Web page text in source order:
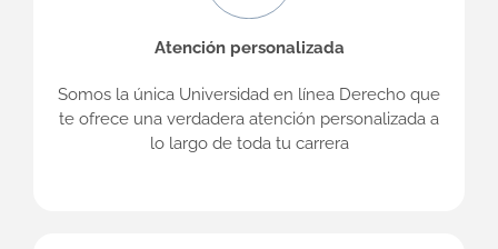
Atención personalizada
Somos la única Universidad en línea Derecho que
te ofrece una verdadera atención personalizada a
lo largo de toda tu carrera